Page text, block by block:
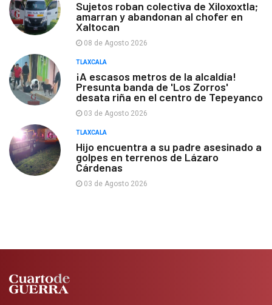
Sujetos roban colectiva de Xiloxoxtla;
amarran y abandonan al chofer en
Xaltocan
08 de Agosto 2026
TLAXCALA
¡A escasos metros de la alcaldía!
Presunta banda de 'Los Zorros'
desata riña en el centro de Tepeyanco
03 de Agosto 2026
TLAXCALA
Hijo encuentra a su padre asesinado a
golpes en terrenos de Lázaro
Cárdenas
03 de Agosto 2026